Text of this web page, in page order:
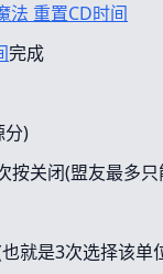
法 重置CD时间
完成
分)
按关闭(盟友最多
就是3次选择该单